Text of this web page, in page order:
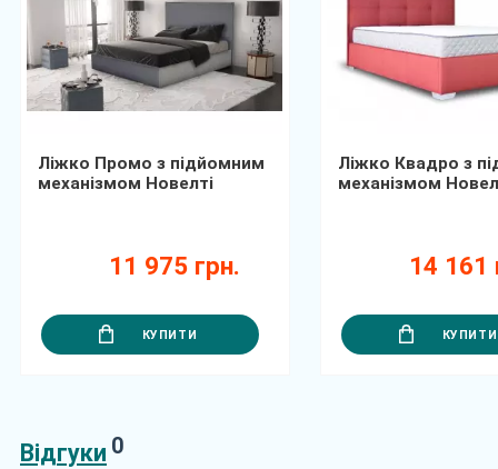
Ліжко Промо з підйомним
механізмом Новелті
11 975 грн.
КУПИТИ
Ліжко Квадро з
механізмом
14 161
КУПИТИ
Відгуки 0